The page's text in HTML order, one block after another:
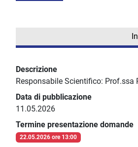
Descrizione
Responsabile Scientifico: Prof.ssa
Data di pubblicazione
11.05.2026
Termine presentazione domande
22.05.2026 ore 13:00